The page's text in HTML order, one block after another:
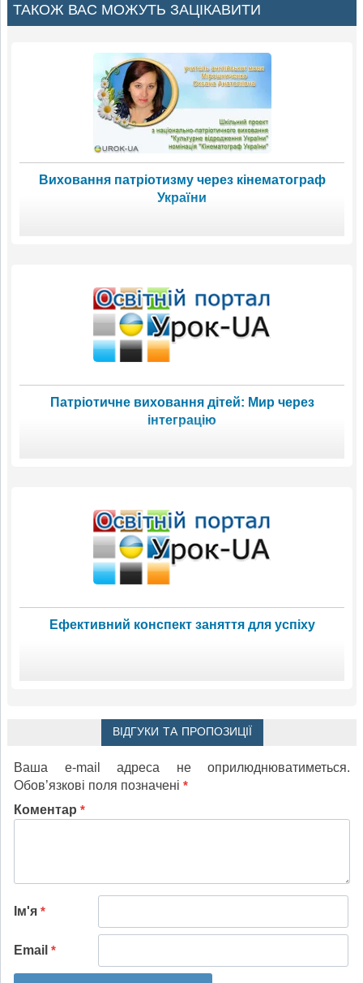
ТАКОЖ ВАС МОЖУТЬ ЗАЦІКАВИТИ
Виховання патріотизму через кінематограф
України
Патріотичне виховання дітей: Мир через
інтеграцію
Ефективний конспект заняття для успіху
ВІДГУКИ ТА ПРОПОЗИЦІЇ
Ваша e-mail адреса не оприлюднюватиметься.
Обов’язкові поля позначені *
Коментар *
Ім'я *
Email *